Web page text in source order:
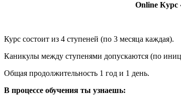
Online Курс
Курс состоит из 4 ступеней (по 3 месяца каждая).
Каникулы между ступенями допускаются (по
Общая продолжительность 1 год и 1 день.
В процессе обучения ты узнаешь: